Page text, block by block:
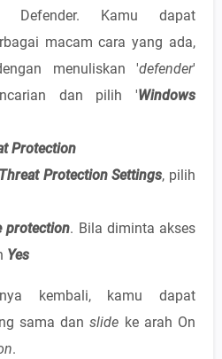
Defender. Kamu dapat
macam cara yang ada,
menuliskan 'defender'
dan pilih 'Windows
Protection
Protection Settings, pilih
protection. Bila diminta akses
Yes
kembali, kamu dapat
sama danslide ke arah On
.